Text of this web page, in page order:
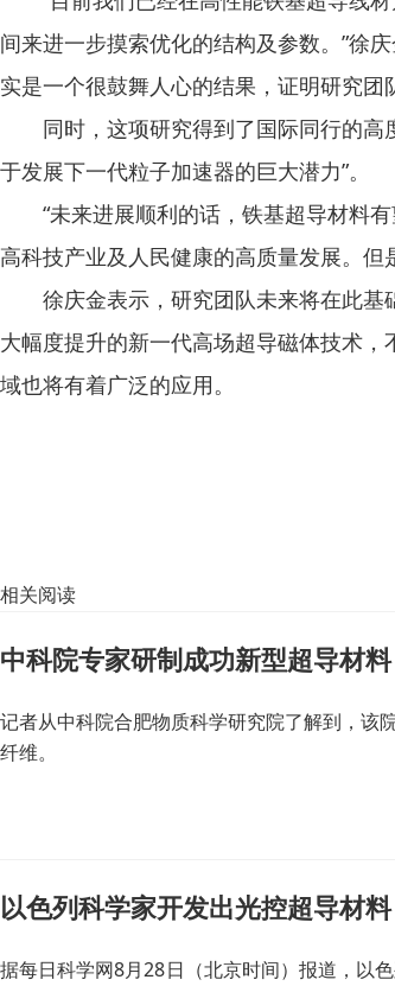
间来进一步摸索优化的结构及参数。”徐
实是一个很鼓舞人心的结果，证明研究
同时，这项研究得到了国际同行的高度
于发展下一代粒子加速器的巨大潜力”。
“未来进展顺利的话，铁基超导材料有
高科技产业及人民健康的高质量发展。但
徐庆金表示，研究团队未来将在此基
大幅度提升的新一代高场超导磁体技术
域也将有着广泛的应用。
相关阅读
中科院专家研制成功新型超导材料
记者从中科院合肥物质科学研究院了解到，该
纤维。
以色列科学家开发出光控超导材料
据每日科学网8月28日（北京时间）报道，以